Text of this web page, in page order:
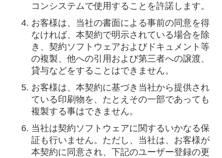
コンシステムで使用することを許諾します。
お客様は、当社の書面による事前の同意を得
なければ、本契約で明示されている場合を除
き、契約ソフトウェアおよびドキュメント等
の複製、他への引用および第三者への譲渡、
貸与などをすることはできません。
お客様は、本契約に基づき当社から提供され
ている印刷物を、たとえその一部であっても
複製する事はできません。
当社は契約ソフトウェアに関するいかなる保
証も行いません。ただし、当社は、お客様が
本契約に同意され、下記のユーザー登録の更